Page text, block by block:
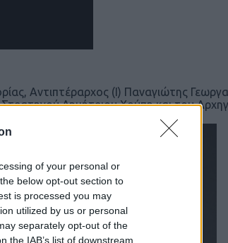
of your personal or
below opt-out section to
is processed you may
utilized by us or personal
separately opt-out of the
the IAB’s list of downstream
Αντιπτέραρχος (Ι) Παναγιώτης
Δημήτριου Χούπη και του